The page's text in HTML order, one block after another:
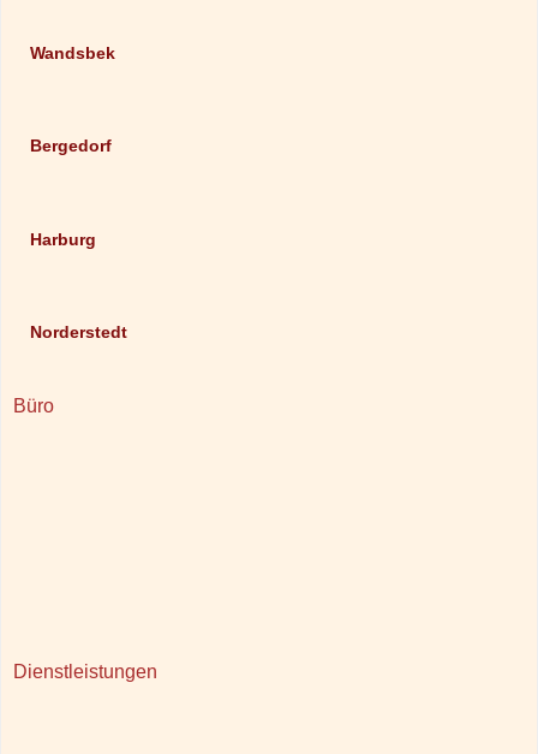
Wandsbek
Bergedorf
Harburg
Norderstedt
Büro
Dienstleistungen